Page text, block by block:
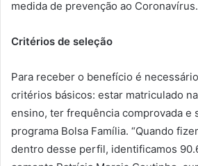
medida de prevenção ao Coronavírus.
Critérios de seleção
Para receber o benefício é
critérios básicos: estar matriculado
ensino, ter frequência comprovada e
programa Bolsa Família. “Quando
dentro desse perfil, identificamos